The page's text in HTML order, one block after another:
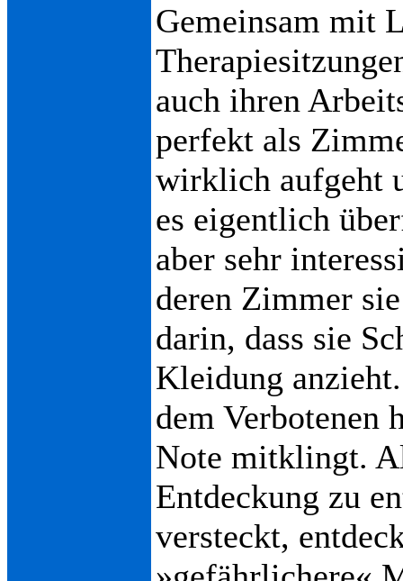
Gemeinsam mit
auch ihren
perfekt als
wirklich aufgeht
es eigentlich
aber sehr
deren Zimmer
darin, dass sie
Kleidung
dem Verbotenen
Note mitklingt.
Entdeckung zu
versteckt,